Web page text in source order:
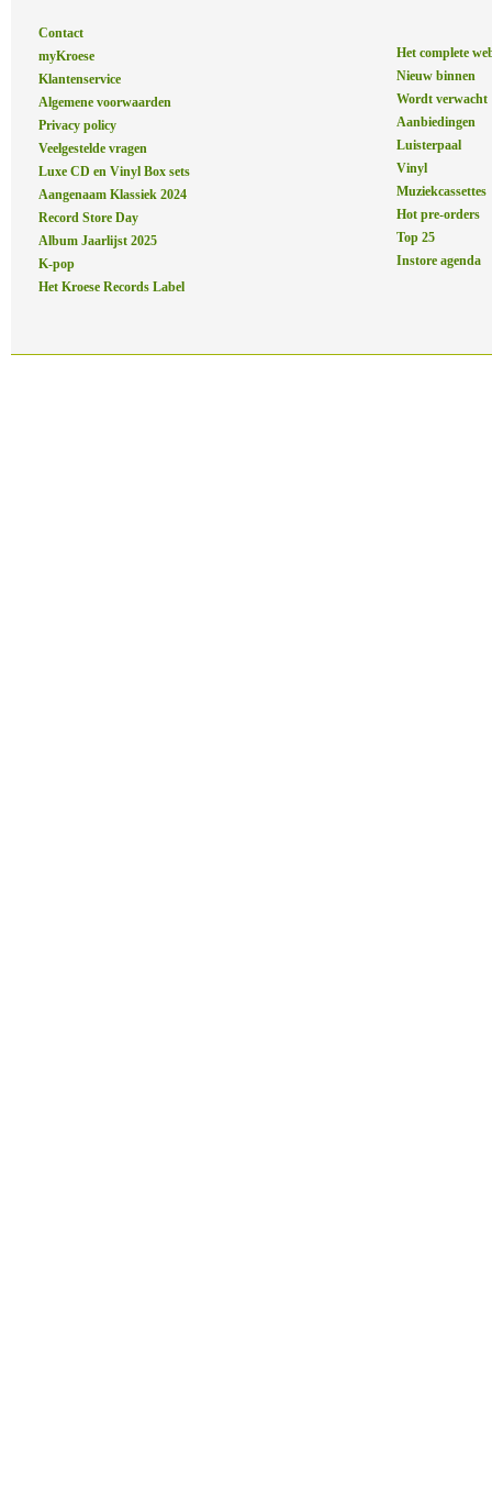
Contact
myKroese
Klantenservice
Algemene voorwaarden
Privacy policy
Veelgestelde vragen
Luxe CD en Vinyl Box sets
Aangenaam Klassiek 2024
Record Store Day
Album Jaarlijst 2025
K-pop
Het Kroese Records Label
Het complete
Nieuw binnen
Wordt verwacht
Aanbiedingen
Luisterpaal
Vinyl
Muziekcassettes
Hot pre-orders
Top 25
Instore agenda